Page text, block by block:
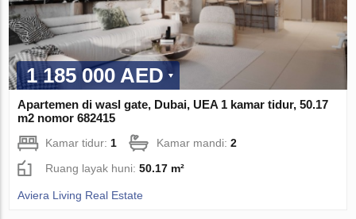
1 185 000 AED
Apartemen di wasl gate, Dubai, UEA 1 kamar tidur, 50.17
m2 nomor 682415
Kamar tidur:1 Kamar mandi:2
Ruang layak huni:50.17 m²
Aviera Living Real Estate